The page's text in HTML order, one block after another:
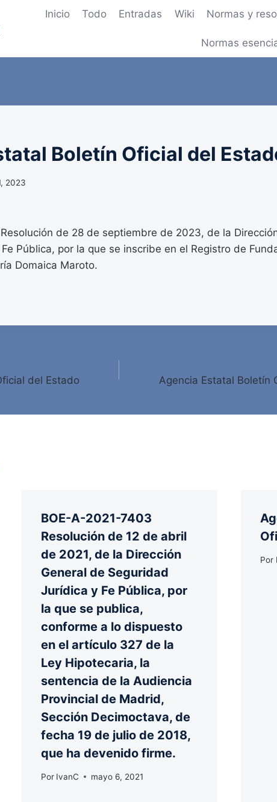
Inicio Todo Entradas Wiki Normas y
Normas
Boletín Oficial del
2023
de 28 de septiembre de 2023, de la
Pública, por la que se inscribe en el Registro de
Domaica Maroto.
del Estado Agencia Estatal Boletín
BOE-A-2021-7403
Resolución de 12 de abril
de 2021, de la Dirección
General de Seguridad
Jurídica y Fe Pública, por
la que se publica,
conforme a lo dispuesto
en el artículo 327 de la
Ley Hipotecaria, la
sentencia de la Audiencia
Provincial de Madrid,
Sección Decimoctava, de
fecha 19 de julio de 2018,
que ha devenido firme.
Por IvanC mayo 6, 2021
Por